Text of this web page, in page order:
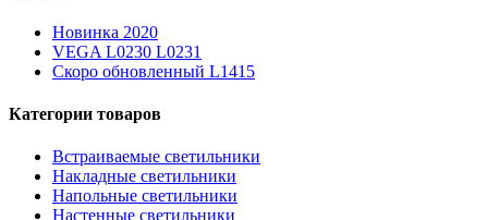
Новинка 2020
VEGA L0230 L0231
Скоро обновленный L1415
Категории товаров
Встраиваемые светильники
Накладные светильники
Напольные светильники
Настенные светильники